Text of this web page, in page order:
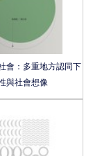
會：多重地方認同下
與社會想像